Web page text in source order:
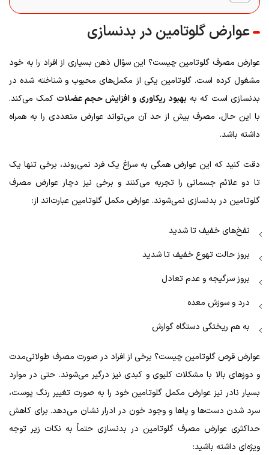
عوارض گلوتامین در بدنسازی
عوارض مصرف گلوتامین چیست؟ این سؤال ذهن بسیاری از افراد را به خود
مشغول کرده است. گلوتامین یکی از مکمل‌های محبوب و شناخته شده در
بدنسازی است که به بهبود ریکاوری و افزایش حجم عضلات کمک می‌کند.
با این حال، مصرف بیش از حد آن می‌تواند عوارض متعددی را به همراه
داشته باشد.
دقت کنید که این عوارض همگی به سراغ یک فرد نمی‌روند، برخی تنها یک
تا دو علائم جسمانی را تجربه می‌کنند و برخی نیز دچار عوارض مصرف
گلوتامین در بدنسازی نمی‌شوند. عوارض مکمل گلوتامین عبارت‌اند از:
نفخ‌های خفیف تا شدید
بروز حالت تهوع خفیف تا شدید
بروز سرگیجه و عدم تعادل
درد و سوزش معده
به هم ریختگی دستگاه گوارش
عوارض قرص گلوتامین چیست؟ برخی از افراد در صورت مصرف طولانی‌مدت
و دوزهای بالا با مشکلات کلیوی و کبدی نیز درگیر می‌شوند. حتی در موارد
بسیار نادر نیز عوارض مکمل گلوتامین خود را به صورت تغییر رنگ پوست،
سرد شدن دست‌ها و پاها و وجود خون در ادرار نشان می‌دهد. برای کاهش
حداکثری عوارض مصرف گلوتامین در بدنسازی حتماً به نکات زیر توجه
ویژه‌ای داشته باشید: